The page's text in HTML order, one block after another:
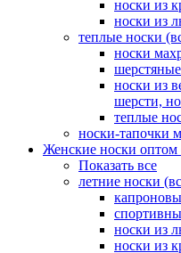
носки из
носки из
теплые носки
носки
носки из
шерсти,
теплые
носки-тапочки
Женские носки оптом
Показать все
летние носки
носки из
носки из